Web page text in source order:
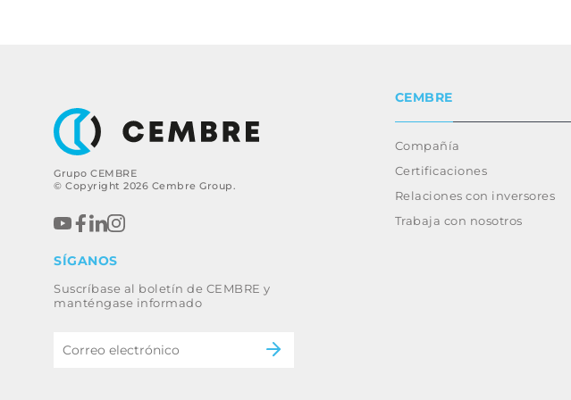
Grupo CEMBRE
© Copyright 2026 Cembre Group.
CEMBRE
Compañía
Certificaciones
Relaciones con inversores
Trabaja con nosotros
SÍGANOS
Suscríbase al boletín de CEMBRE y
manténgase informado